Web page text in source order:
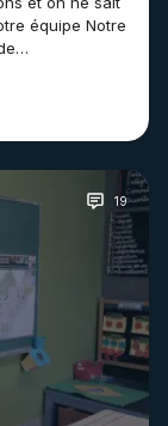
équipe Notre
19